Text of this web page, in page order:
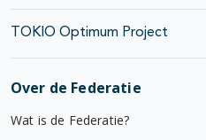
TOKIO Optimum Project
Over de Federatie
Wat is de Federatie?